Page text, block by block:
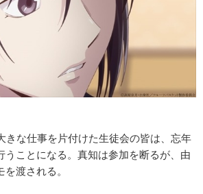
きな仕事を片付けた生徒会の皆は、忘年
うことになる。真知は参加を断るが、由
渡される。